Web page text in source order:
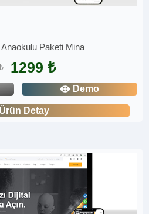
Paketi Mina
1299 ₺
Demo
Ürün Detay